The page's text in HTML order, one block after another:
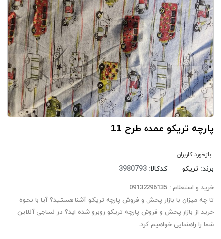
پارچه تریکو عمده طرح 11
بازخورد کاربران
برند: تریکو کدکالا:
خرید و استعلام : 09132296135
تا چه میزان با بازار پخش و فروش پارچه تریکو آشنا هستید؟ آیا با نحوه
خرید از بازار پخش و فروش پارچه تریکو روبرو شده اید؟ در نساجی آنلاین
شما را راهنمایی خواهیم کرد.